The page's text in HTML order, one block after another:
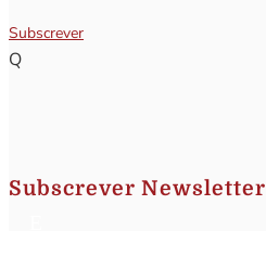
Subscrever
Q
Subscrever Newsletter